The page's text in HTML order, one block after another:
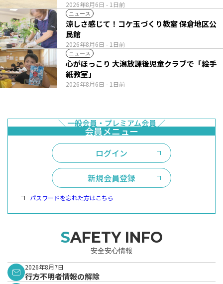
2026年8月6日 - 1日前
ニュース
2026年8月6日 - 1日前
涼しさ感じて！コケ玉づくり教室 保倉地区公
民館
ニュース
2026年8月6日 - 1日前
心がほっこり 大潟放課後児童クラブで「絵手
紙教室」
ログイン
新規会員登録
パスワードを忘れた方はこちら
SAFETY INFO
安全安心情報
2026年8月7日
行方不明者情報の解除